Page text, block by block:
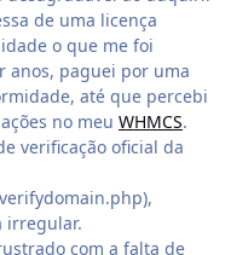
de uma licença
o que me foi
anos, paguei por uma
até que percebi
no meu WHMCS.
verificação oficial da
irregular.
com a falta de